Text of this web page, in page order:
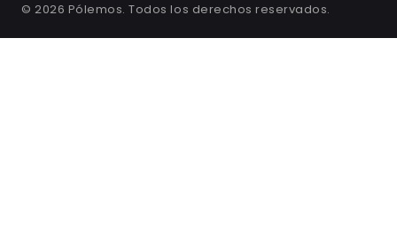
© 2026 Pólemos. Todos los derechos reservados.